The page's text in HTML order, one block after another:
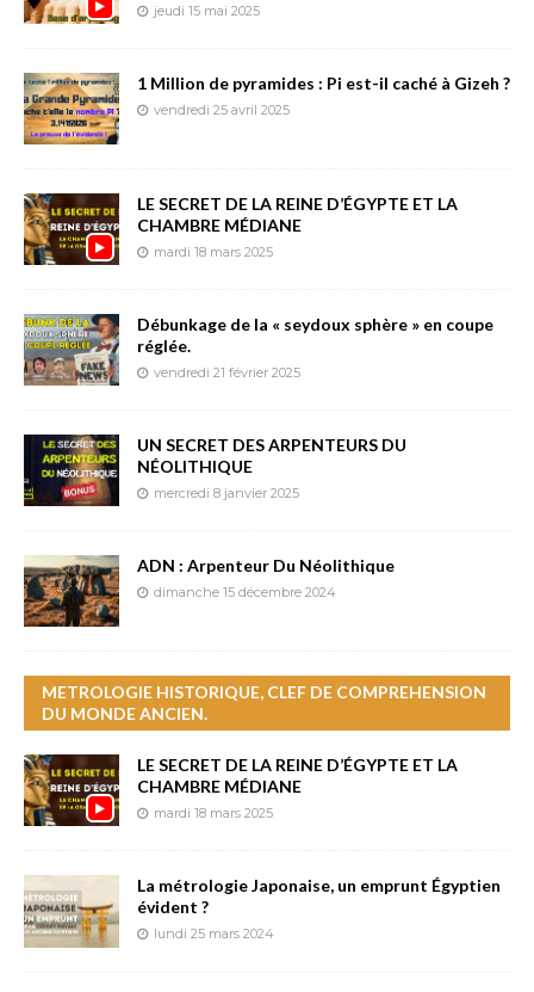
jeudi 15 mai 2025
1 Million de pyramides : Pi est-il caché à Gizeh ?
vendredi 25 avril 2025
LE SECRET DE LA REINE D’ÉGYPTE ET LA
CHAMBRE MÉDIANE
mardi 18 mars 2025
Débunkage de la « seydoux sphère » en coupe
réglée.
vendredi 21 février 2025
UN SECRET DES ARPENTEURS DU
NÉOLITHIQUE
mercredi 8 janvier 2025
ADN : Arpenteur Du Néolithique
dimanche 15 décembre 2024
METROLOGIE HISTORIQUE, CLEF DE COMPREHENSION
DU MONDE ANCIEN.
LE SECRET DE LA REINE D’ÉGYPTE ET LA
CHAMBRE MÉDIANE
mardi 18 mars 2025
La métrologie Japonaise, un emprunt Égyptien
évident ?
lundi 25 mars 2024